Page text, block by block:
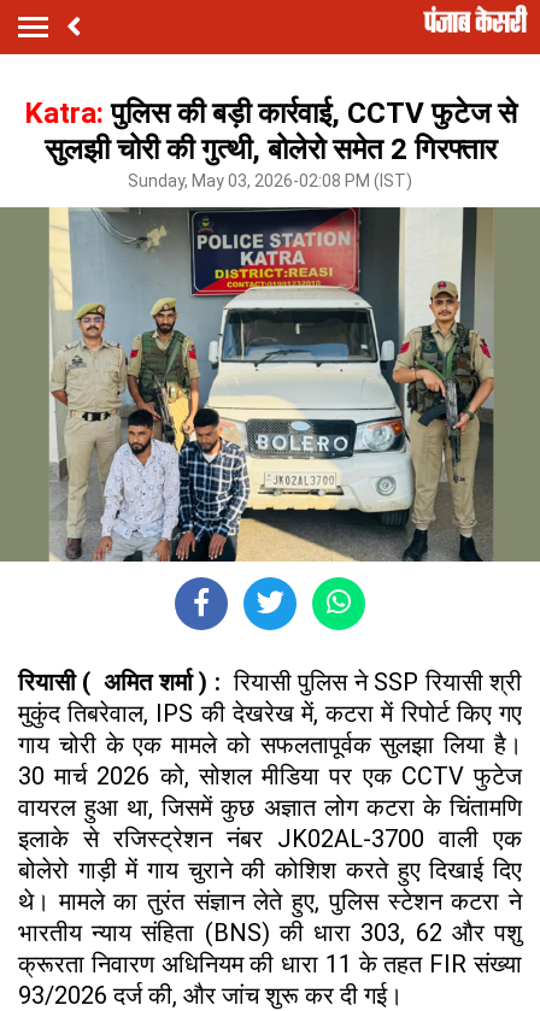
Katra:पुलिस की बड़ी कार्रवाई, CCTV फुटेज से
सुलझी चोरी की गुत्थी, बोलेरो समेत 2 गिरफ्तार
Sunday, May 03, 2026-02:08 PM (IST)
रियासी ( अमित शर्मा ) : रियासी पुलिस ने SSP रियासी श्री
मुकुंद तिबरेवाल, IPS की देखरेख में, कटरा में रिपोर्ट किए गए
गाय चोरी के एक मामले को सफलतापूर्वक सुलझा लिया है।
30 मार्च 2026 को, सोशल मीडिया पर एक CCTV फुटेज
वायरल हुआ था, जिसमें कुछ अज्ञात लोग कटरा के चिंतामणि
इलाके से रजिस्ट्रेशन नंबर JK02AL-3700 वाली एक
बोलेरो गाड़ी में गाय चुराने की कोशिश करते हुए दिखाई दिए
थे। मामले का तुरंत संज्ञान लेते हुए, पुलिस स्टेशन कटरा ने
भारतीय न्याय संहिता (BNS) की धारा 303, 62 और पशु
क्रूरता निवारण अधिनियम की धारा 11 के तहत FIR संख्या
93/2026 दर्ज की, और जांच शुरू कर दी गई।